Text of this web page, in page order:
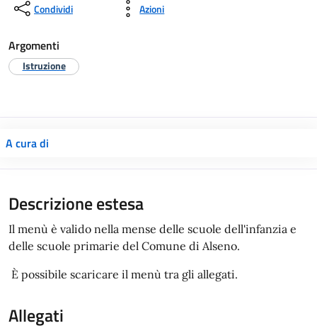
Condividi Azioni
Argomenti
Istruzione
A cura di
Descrizione estesa
Il menù è valido nella mense delle scuole dell'infanzia e
delle scuole primarie del Comune di Alseno.
È possibile scaricare il menù tra gli allegati.
Allegati